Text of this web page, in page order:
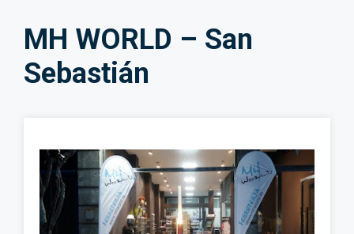
MH WORLD – San
Sebastián